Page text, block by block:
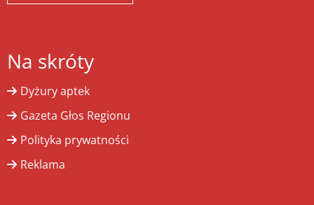
Na skróty
Dyżury aptek
Gazeta Głos Regionu
Polityka prywatności
Reklama